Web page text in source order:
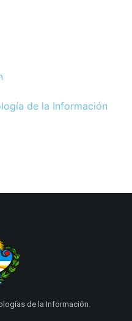
de la Información
de la Información.